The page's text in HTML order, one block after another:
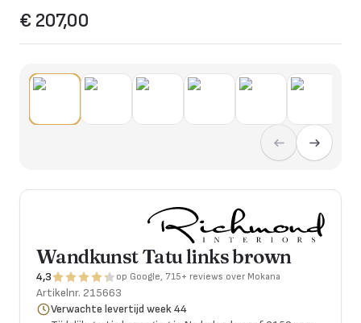
€ 207,00
Wandkunst Tatu links brown
4,3 op Google, 715+ reviews over Mokana
Artikelnr. 215663
Verwachte levertijd week 44